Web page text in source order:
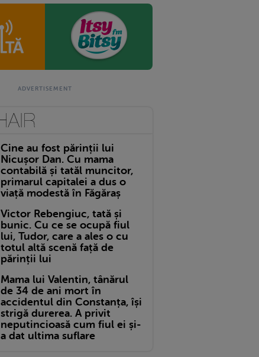
Cine au fost părinții lui
Nicușor Dan. Cu mama
contabilă și tatăl muncitor,
primarul capitalei a dus o
viață modestă în Făgăraș
Victor Rebengiuc, tată și
bunic. Cu ce se ocupă fiul
lui, Tudor, care a ales o cu
totul altă scenă față de
părinții lui
Mama lui Valentin, tânărul
de 34 de ani mort în
accidentul din Constanța, își
strigă durerea. A privit
neputincioasă cum fiul ei și-
a dat ultima suflare